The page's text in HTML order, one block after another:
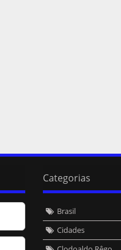
Categorias
Brasil
Cidades